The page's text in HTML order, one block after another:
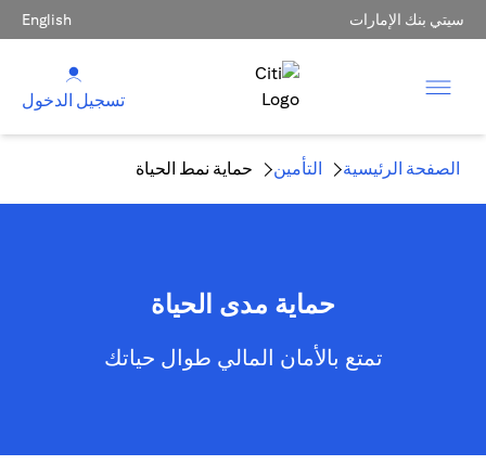
سيتي بنك الإمارات English
تسجيل الدخول
الصفحة الرئيسية التأمين حماية نمط الحياة
حماية مدى الحياة
تمتع بالأمان المالي طوال حياتك